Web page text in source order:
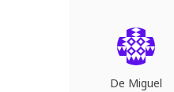
De Miguel